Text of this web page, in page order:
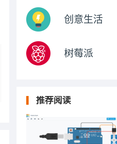
创意生活
树莓派
推荐阅读